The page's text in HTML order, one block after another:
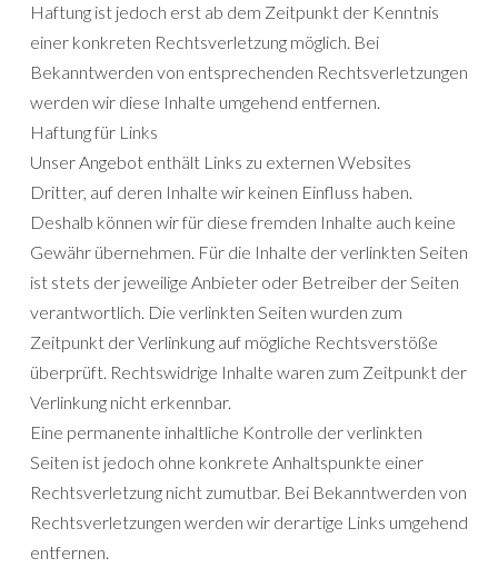
Haftung ist jedoch erst ab dem Zeitpunkt der Kenntnis
einer konkreten Rechtsverletzung möglich. Bei
Bekanntwerden von entsprechenden Rechtsverletzungen
werden wir diese Inhalte umgehend entfernen.
Haftung für Links
Unser Angebot enthält Links zu externen Websites
Dritter, auf deren Inhalte wir keinen Einfluss haben.
Deshalb können wir für diese fremden Inhalte auch keine
Gewähr übernehmen. Für die Inhalte der verlinkten Seiten
ist stets der jeweilige Anbieter oder Betreiber der Seiten
verantwortlich. Die verlinkten Seiten wurden zum
Zeitpunkt der Verlinkung auf mögliche Rechtsverstöße
überprüft. Rechtswidrige Inhalte waren zum Zeitpunkt der
Verlinkung nicht erkennbar.
Eine permanente inhaltliche Kontrolle der verlinkten
Seiten ist jedoch ohne konkrete Anhaltspunkte einer
Rechtsverletzung nicht zumutbar. Bei Bekanntwerden von
Rechtsverletzungen werden wir derartige Links umgehend
entfernen.